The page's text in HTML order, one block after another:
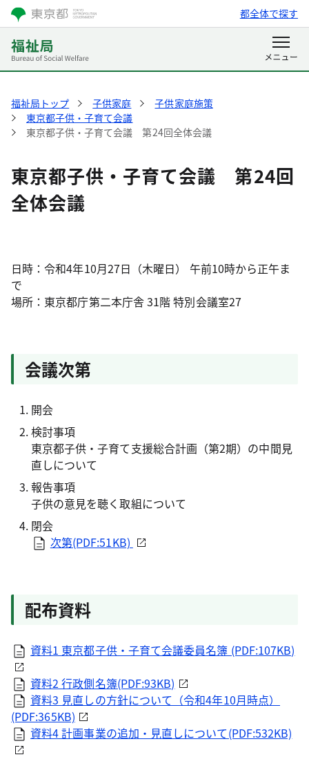
都全体で探す
福祉局トップ 子供家庭
子供家庭施策
東京都子供・子育て会議
東京都子供・子育て会議 第24回全体会議
東京都子供・子育て会議 第24回
全体会議
日時：令和4年10月27日（木曜日） 午前10時から正午ま
で
場所：東京都庁第二本庁舎 31階 特別会議室27
会議次第
開会
検討事項
東京都子供・子育て支援総合計画（第2期）の中間見
直しについて
報告事項
子供の意見を聴く取組について
閉会
次第(PDF:51KB)
配布資料
資料1 東京都子供・子育て会議委員名簿 (PDF:107KB)
資料2 行政側名簿(PDF:93KB)
資料3 見直しの方針について（令和4年10月時点）
(PDF:365KB)
資料4 計画事業の追加・見直しについて(PDF:532KB)